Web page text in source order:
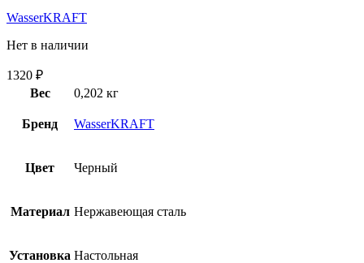
WasserKRAFT
Нет в наличии
1320 ₽
Вес
0,202 кг
Бренд WasserKRAFT
Цвет Черный
Материал Нержавеющая сталь
Установка Настольная